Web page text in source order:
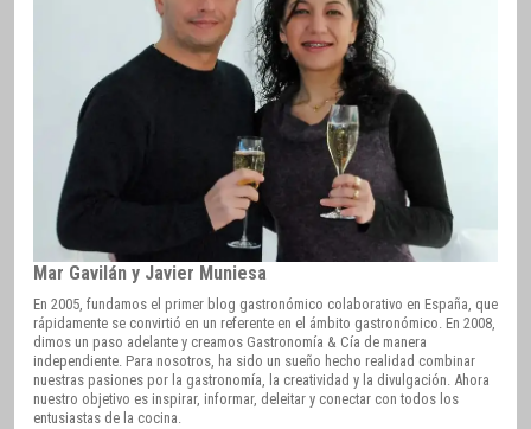
Mar Gavilán y Javier Muniesa
En 2005, fundamos el primer blog gastronómico colaborativo en España, que
rápidamente se convirtió en un referente en el ámbito gastronómico. En 2008,
dimos un paso adelante y creamos Gastronomía & Cía de manera
independiente. Para nosotros, ha sido un sueño hecho realidad combinar
nuestras pasiones por la gastronomía, la creatividad y la divulgación. Ahora
nuestro objetivo es inspirar, informar, deleitar y conectar con todos los
entusiastas de la cocina.